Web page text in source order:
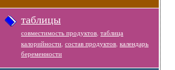
таблицы
совместимость продуктов таблица
калорийности состав продуктов календарь
беременности